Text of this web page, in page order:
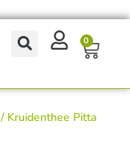
0
/ Kruidenthee Pitta